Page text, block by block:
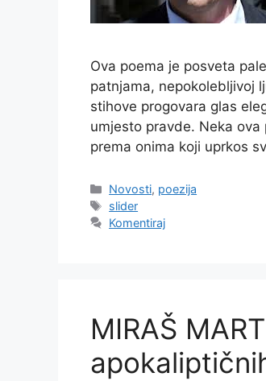
Ova poema je posveta
patnjama, nepokolebljivoj
stihove progovara glas
umjesto pravde. Neka
prema onima koji uprkos
Kategorije
Novosti, poezija
Oznake
slider
Komentiraj
MIRAŠ